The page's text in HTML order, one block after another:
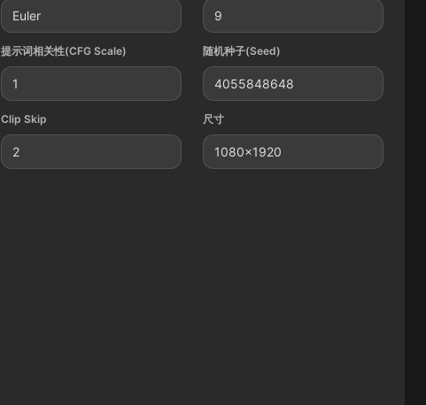
Euler 9
提示词相关性(CFG Scale)
1
随机种子(Seed)
4055848648
Clip Skip
2
尺寸
1080x1920